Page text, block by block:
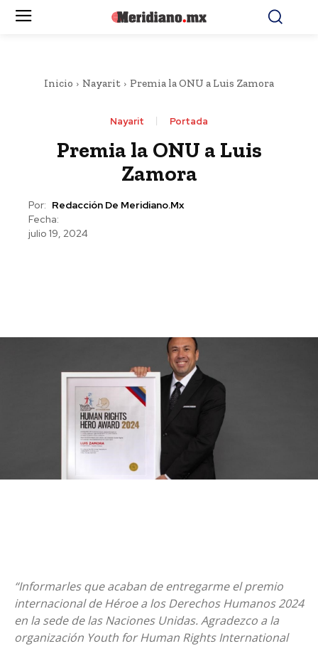
Inicio Nayarit Premia la ONU a Luis Zamora
Nayarit Portada
Premia la ONU a Luis
Zamora
Por: Redacción De Meridiano.mx
Fecha:
julio 19, 2024
“Informarles que acaban de entregarme el premio
internacional de Héroe a los Derechos Humanos 2024
en la sede de las Naciones Unidas. Agradezco a la
organización Youth for Human Rights International